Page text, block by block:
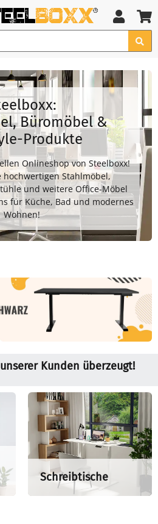
Büromöbel &
Produkte
Onlineshop von Steelboxx!
hochwertigen Stahlmöbel,
und weitere Office-Möbel
für Küche, Bad und modernes
Wohnen!
Kunden überzeugt!
Schreibtische